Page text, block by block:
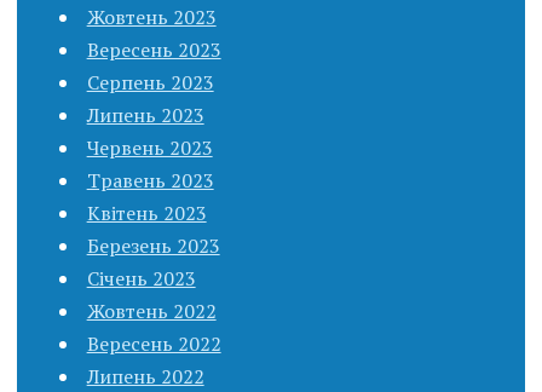
Жовтень 2023
Вересень 2023
Серпень 2023
Липень 2023
Червень 2023
Травень 2023
Квітень 2023
Березень 2023
Січень 2023
Жовтень 2022
Вересень 2022
Липень 2022